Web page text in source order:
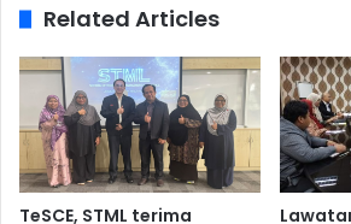
Related Articles
TeSCE, STML terima